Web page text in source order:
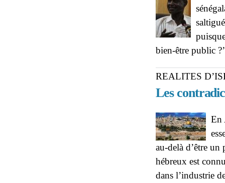
bien-être public
REALITES
Les
En
au-delà d’être un
hébreux est
dans l’industrie